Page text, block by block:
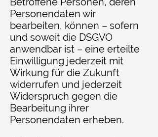
Personendaten wir
bearbeiten, können – sofern
und soweit die DSGVO
anwendbar ist – eine erteilte
Einwilligung jederzeit mit
Wirkung für die Zukunft
widerrufen und jederzeit
Widerspruch gegen die
Bearbeitung ihrer
Personendaten erheben.